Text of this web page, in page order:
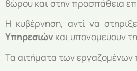
8ώρου και στην προσπάθεια
Η κυβέρνηση, αντί να
Υπηρεσιών και υπονομεύουν
Τα αιτήματα των